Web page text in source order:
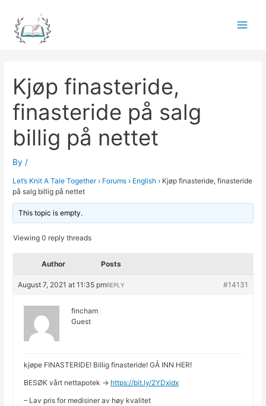
content
Kjøp finasteride,
finasteride på salg
billig på nettet
By /
Let’s Knit A Tale Together › Forums › English › Kjøp finasteride, finasteride
på salg billig på nettet
This topic is empty.
Viewing 0 reply threads
Author Posts
August 7, 2021 at 11:35 pm #14131
REPLY
fincham
Guest
kjøpe FINASTERIDE! Billig finasteride! GÅ INN HER!
BESØK vårt nettapotek -> https://bit.ly/2YDxidx
– Lav pris for medisiner av høy kvalitet